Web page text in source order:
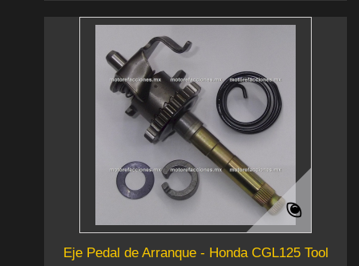
Eje Pedal de Arranque - Honda CGL125 Tool